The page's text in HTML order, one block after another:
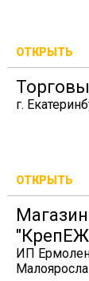
ОТКРЫТЬ
г.
ОТКРЫТЬ
Магазин
ИП